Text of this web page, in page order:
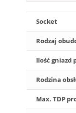
Socket
Rodzaj
Ilość gniazd
Rodzina
Max. TDP